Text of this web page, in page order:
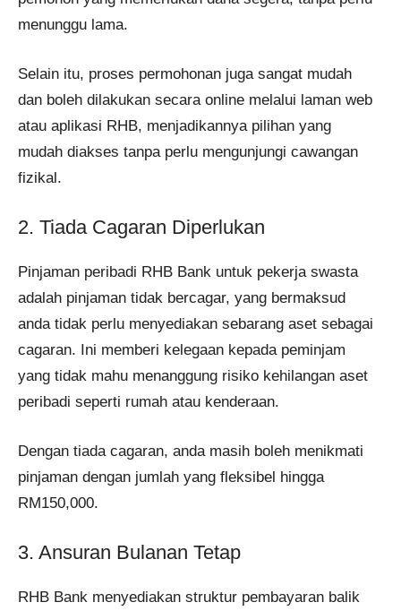
menunggu lama.
Selain itu, proses permohonan juga sangat mudah
dan boleh dilakukan secara online melalui laman web
atau aplikasi RHB, menjadikannya pilihan yang
mudah diakses tanpa perlu mengunjungi cawangan
fizikal.
2. Tiada Cagaran Diperlukan
Pinjaman peribadi RHB Bank untuk pekerja swasta
adalah pinjaman tidak bercagar, yang bermaksud
anda tidak perlu menyediakan sebarang aset sebagai
cagaran. Ini memberi kelegaan kepada peminjam
yang tidak mahu menanggung risiko kehilangan aset
peribadi seperti rumah atau kenderaan.
Dengan tiada cagaran, anda masih boleh menikmati
pinjaman dengan jumlah yang fleksibel hingga
RM150,000.
3. Ansuran Bulanan Tetap
RHB Bank menyediakan struktur pembayaran balik